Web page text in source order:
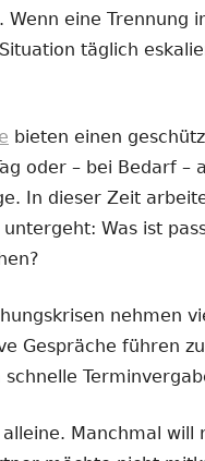
Wenn eine Trennung
täglich
bieten einen
oder – bei Bedarf –
In dieser Zeit
Was ist
nehmen
Gespräche führen
Manchmal will